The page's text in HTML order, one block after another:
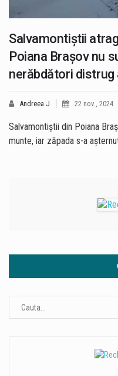
Salvamontiştii
Poiana Braşov nu
nerăbdători
Andreea J 22 nov., 2024
Salvamontiştii din Poiana
munte, iar zăpada s-a